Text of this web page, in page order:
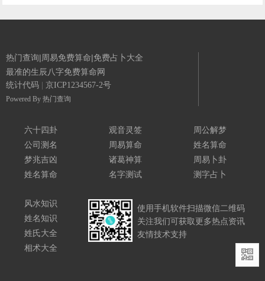
热门查询|周易免费算命|免费占卜大全
最准的生辰八字免费算命网
统计代码 京ICP1234567-2号
Powered By 热门查询
六十四卦
公司测名
梦兆吉凶
姓名算命
观音灵签
周易算命
诸葛神算
名字测试
周公解梦
姓名算命
周易卜卦
测字占卜
风水知识
姓名知识
姓氏大全
相术大全
使用手机软件扫描微信二维码
关注我们可获取更多热点资讯
友情技术支持